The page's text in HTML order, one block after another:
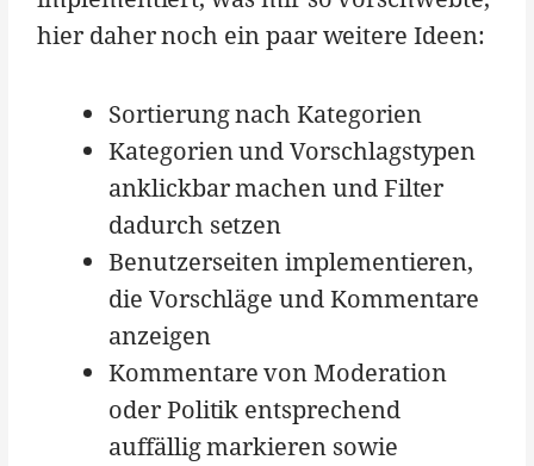
hier daher noch ein paar weitere Ideen:
Sortierung nach Kategorien
Kategorien und Vorschlagstypen
anklickbar machen und Filter
dadurch setzen
Benutzerseiten implementieren,
die Vorschläge und Kommentare
anzeigen
Kommentare von Moderation
oder Politik entsprechend
auffällig markieren sowie